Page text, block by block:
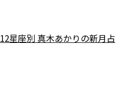
12星座別 真木あかりの新月占